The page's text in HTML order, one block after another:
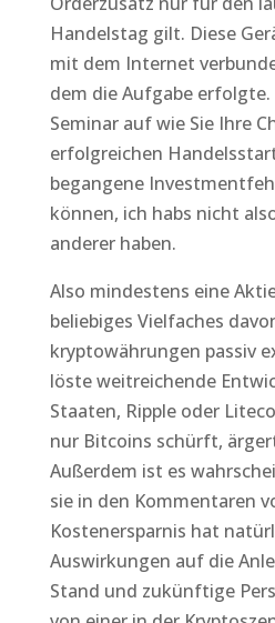
Handelstag gilt. Diese
mit dem Internet
dem die Aufgabe
Seminar auf wie Sie Ihre
erfolgreichen
begangene
können, ich habs nicht
anderer haben.
Also mindestens eine
beliebiges Vielfaches
kryptowährungen passiv
löste weitreichende
Staaten, Ripple oder
nur Bitcoins schürft,
Außerdem ist es
sie in den Kommentaren
Kostenersparnis hat
Auswirkungen auf die
Stand und zukünftige